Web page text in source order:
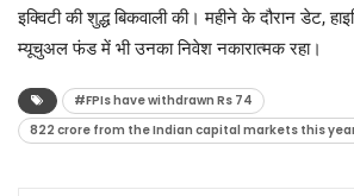
इक्विटी की शुद्ध बिकवाली की। महीने के दौरान डेट,
म्यूचुअल फंड में भी उनका निवेश नकारात्मक रहा।
#FPIs have withdrawn Rs 74
822 crore from the Indian capital markets this